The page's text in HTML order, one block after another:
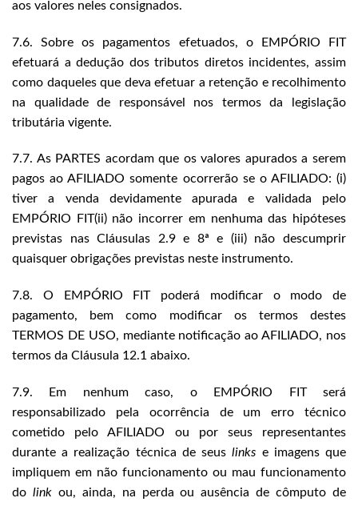
aos valores neles consignados.
7.6. Sobre os pagamentos efetuados, o EMPÓRIO FIT
efetuará a dedução dos tributos diretos incidentes, assim
como daqueles que deva efetuar a retenção e recolhimento
na qualidade de responsável nos termos da legislação
tributária vigente.
7.7. As PARTES acordam que os valores apurados a serem
pagos ao AFILIADO somente ocorrerão se o AFILIADO: (i)
tiver a venda devidamente apurada e validada pelo
EMPÓRIO FIT(ii) não incorrer em nenhuma das hipóteses
previstas nas Cláusulas 2.9 e 8ª e (iii) não descumprir
quaisquer obrigações previstas neste instrumento.
7.8. O EMPÓRIO FIT poderá modificar o modo de
pagamento, bem como modificar os termos destes
TERMOS DE USO, mediante notificação ao AFILIADO, nos
termos da Cláusula 12.1 abaixo.
7.9. Em nenhum caso, o EMPÓRIO FIT será
responsabilizado pela ocorrência de um erro técnico
cometido pelo AFILIADO ou por seus representantes
durante a realização técnica de seuslinks e imagens que
impliquem em não funcionamento ou mau funcionamento
do linkou, ainda, na perda ou ausência de cômputo de